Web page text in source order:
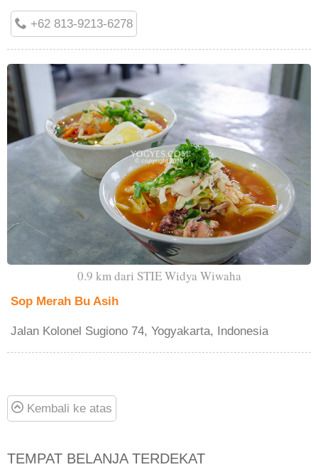
+62 813-9213-6278
0.9 km dari STIE Widya Wiwaha
Sop Merah Bu Asih
Jalan Kolonel Sugiono 74, Yogyakarta, Indonesia
Kembali ke atas
TEMPAT BELANJA TERDEKAT